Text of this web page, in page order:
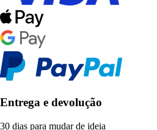
Entrega e devolução
30 dias para mudar de ideia